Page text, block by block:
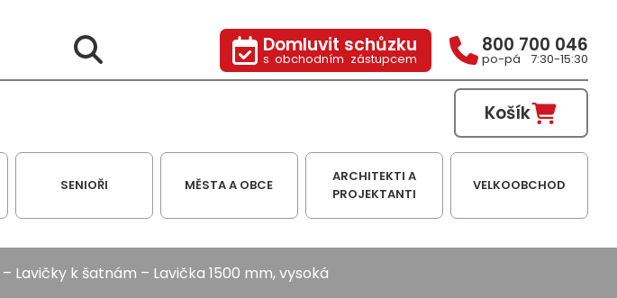
Domluvit schůzku
s obchodním zástupcem
800 700 046
po-pá 7:30-15:30
Košík
SENIOŘI MĚSTA A OBCE
ARCHITEKTI A
PROJEKTANTI
VELKOOBCHOD
– Lavičky k šatnám – Lavička 1500 mm, vysoká